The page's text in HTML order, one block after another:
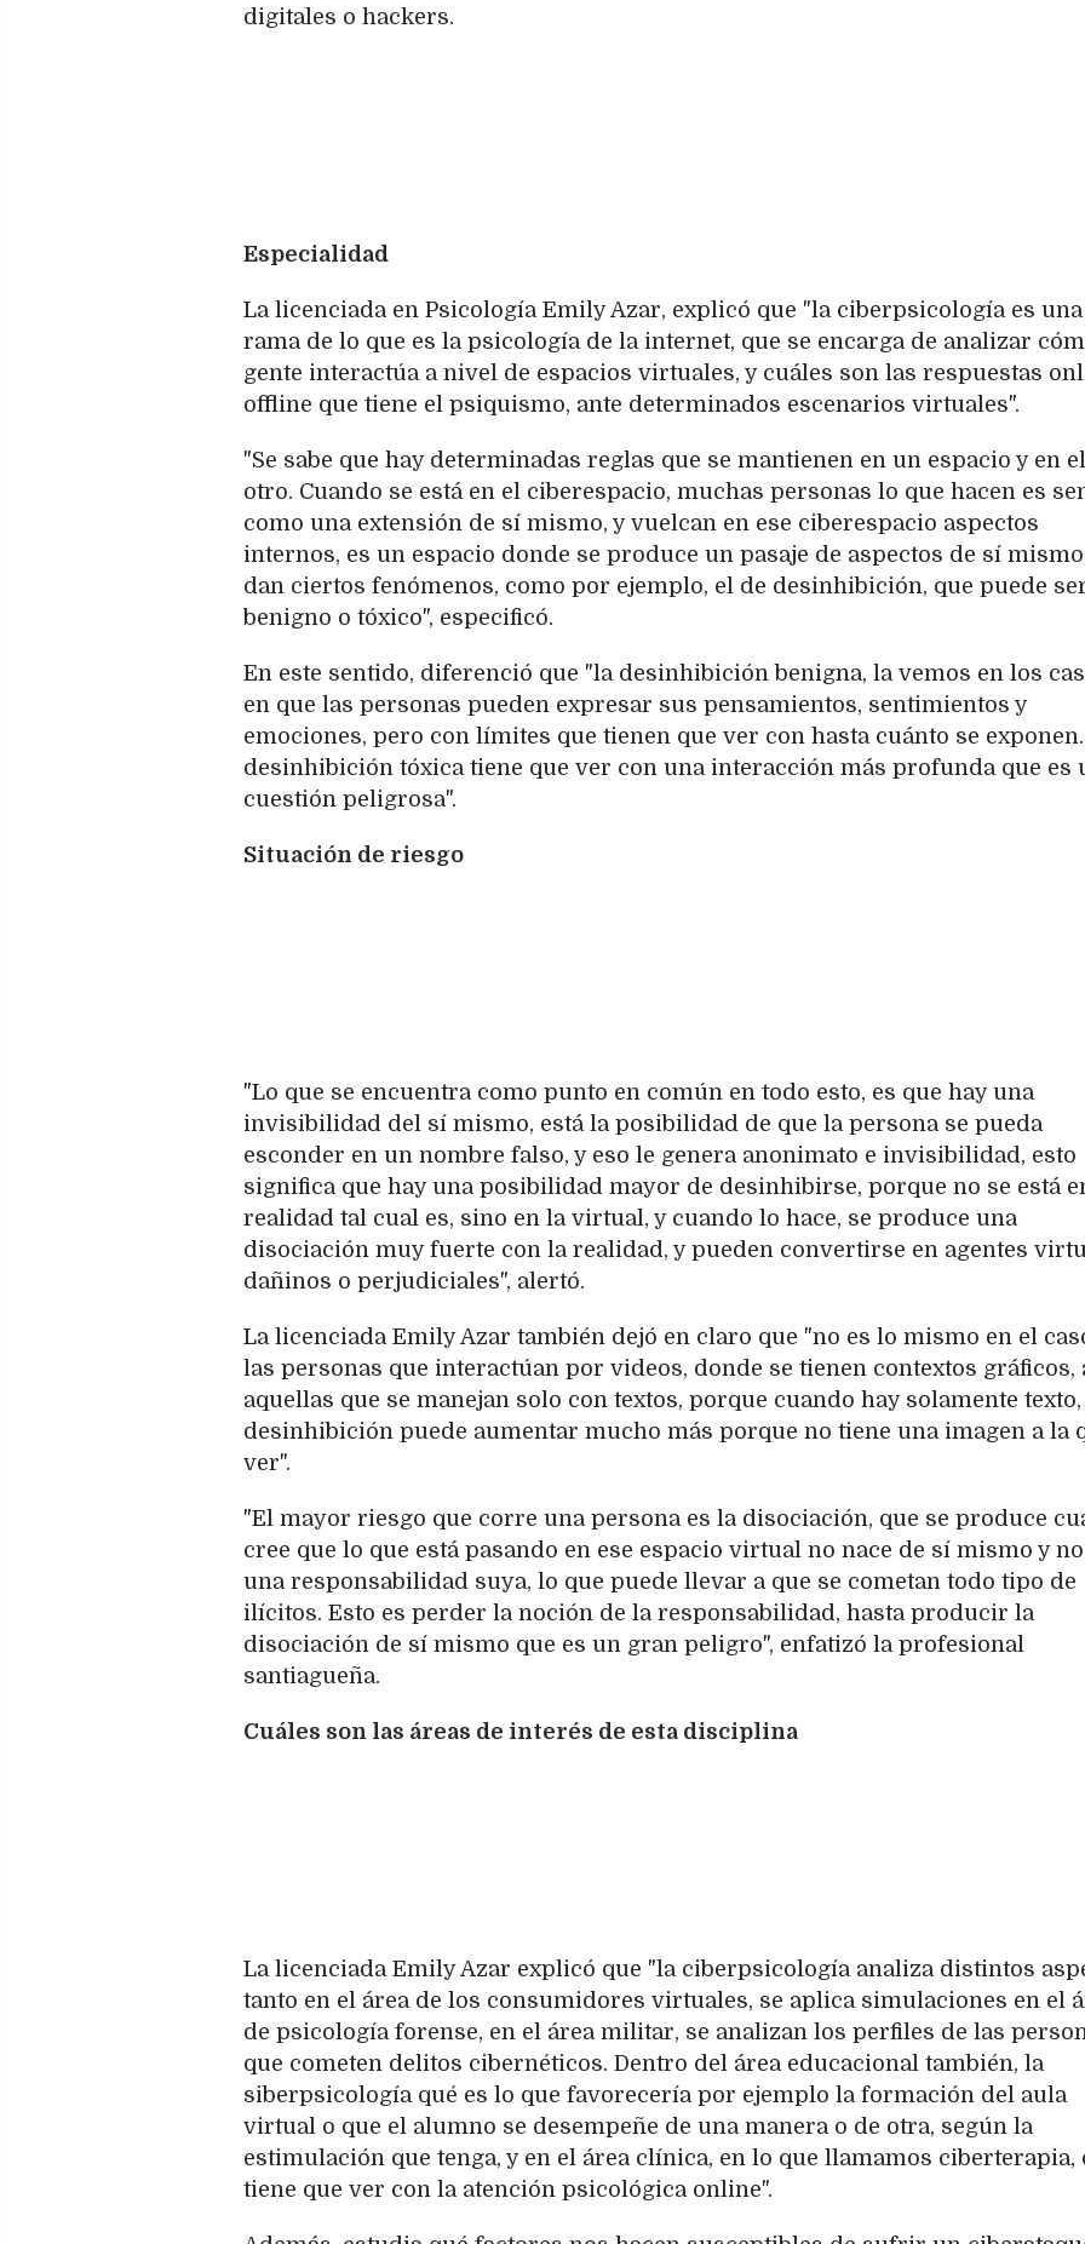
digitales o hackers.
Especialidad
La licenciada en Psicología Emily Azar, explicó que "la ciberpsicología es una
rama de lo que es la psicología de la internet, que se encarga de analizar
gente interactúa a nivel de espacios virtuales, y cuáles son las respuestas
offline que tiene el psiquismo, ante determinados escenarios virtuales".
"Se sabe que hay determinadas reglas que se mantienen en un espacio y en el
otro. Cuando se está en el ciberespacio, muchas personas lo que hacen es
como una extensión de sí mismo, y vuelcan en ese ciberespacio aspectos
internos, es un espacio donde se produce un pasaje de aspectos de sí
dan ciertos fenómenos, como por ejemplo, el de desinhibición, que puede
benigno o tóxico", especificó.
En este sentido, diferenció que "la desinhibición benigna, la vemos en los
en que las personas pueden expresar sus pensamientos, sentimientos y
emociones, pero con límites que tienen que ver con hasta cuánto se
desinhibición tóxica tiene que ver con una interacción más profunda que es
cuestión peligrosa".
Situación de riesgo
"Lo que se encuentra como punto en común en todo esto, es que hay una
invisibilidad del sí mismo, está la posibilidad de que la persona se pueda
esconder en un nombre falso, y eso le genera anonimato e invisibilidad, esto
significa que hay una posibilidad mayor de desinhibirse, porque no se está
realidad tal cual es, sino en la virtual, y cuando lo hace, se produce una
disociación muy fuerte con la realidad, y pueden convertirse en agentes
dañinos o perjudiciales", alertó.
La licenciada Emily Azar también dejó en claro que "no es lo mismo en el
las personas que interactúan por videos, donde se tienen contextos gráficos,
aquellas que se manejan solo con textos, porque cuando hay solamente
desinhibición puede aumentar mucho más porque no tiene una imagen a la
ver".
"El mayor riesgo que corre una persona es la disociación, que se produce
cree que lo que está pasando en ese espacio virtual no nace de sí mismo y
una responsabilidad suya, lo que puede llevar a que se cometan todo tipo de
ilícitos. Esto es perder la noción de la responsabilidad, hasta producir la
disociación de sí mismo que es un gran peligro", enfatizó la profesional
santiagueña.
Cuáles son las áreas de interés de esta disciplina
La licenciada Emily Azar explicó que "la ciberpsicología analiza distintos
tanto en el área de los consumidores virtuales, se aplica simulaciones en el
de psicología forense, en el área militar, se analizan los perfiles de las
que cometen delitos cibernéticos. Dentro del área educacional también, la
siberpsicología qué es lo que favorecería por ejemplo la formación del aula
virtual o que el alumno se desempeñe de una manera o de otra, según la
estimulación que tenga, y en el área clínica, en lo que llamamos ciberterapia,
tiene que ver con la atención psicológica online".